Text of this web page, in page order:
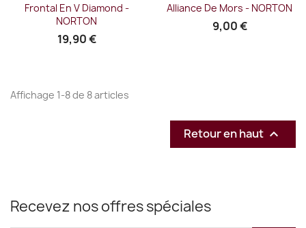
Frontal En V Diamond -
NORTON
19,90 €
Alliance De Mors - NORTON
9,00 €
Affichage 1-8 de 8 articles
Retour en haut 
Recevez nos offres spéciales